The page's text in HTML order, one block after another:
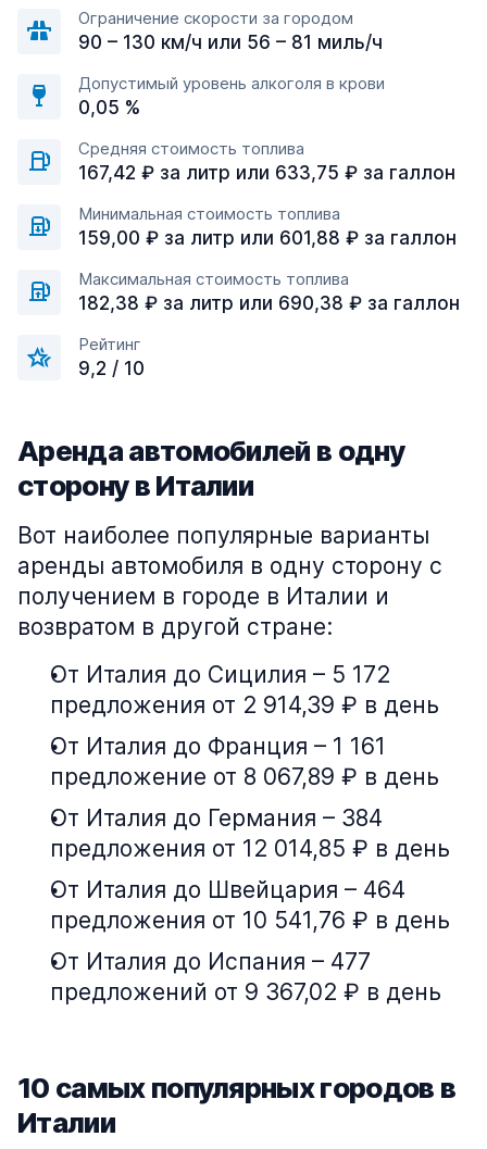
Ограничение скорости за городом
90 – 130 км/ч или 56 – 81 миль/ч
Допустимый уровень алкоголя в крови
0,05 %
Средняя стоимость топлива
167,42 ₽ за литр или 633,75 ₽ за галлон
Минимальная стоимость топлива
159,00 ₽ за литр или 601,88 ₽ за галлон
Максимальная стоимость топлива
182,38 ₽ за литр или 690,38 ₽ за галлон
Рейтинг
9,2 / 10
Аренда автомобилей в одну
сторону в Италии
Вот наиболее популярные варианты
аренды автомобиля в одну сторону с
получением в городе в Италии и
возвратом в другой стране:
От Италия до Сицилия – 5 172
предложения от 2 914,39 ₽ в день
От Италия до Франция – 1 161
предложение от 8 067,89 ₽ в день
От Италия до Германия – 384
предложения от 12 014,85 ₽ в день
От Италия до Швейцария – 464
предложения от 10 541,76 ₽ в день
От Италия до Испания – 477
предложений от 9 367,02 ₽ в день
10 самых популярных городов в
Италии